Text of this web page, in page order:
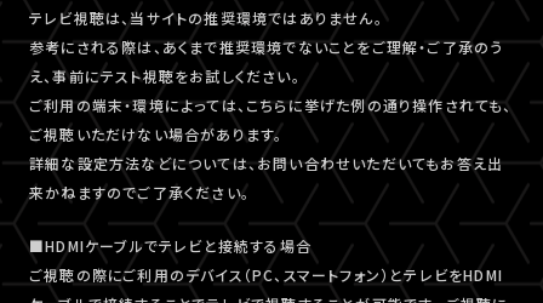
テレビ視聴は、当サイトの推奨環境ではありません。
参考にされる際は、あくまで推奨環境でないことをご理解・ご了承のう
え、事前にテスト視聴をお試しください。
ご利⽤の端末・環境によっては、こちらに挙げた例の通り操作されても、
ご視聴いただけない場合があります。
詳細な設定⽅法などについては、お問い合わせいただいてもお答え出
来かねますのでご了承ください。
■HDMIケーブルでテレビと接続する場合
ご視聴の際にご利用のデバイス（PC、スマートフォン）とテレビをHDMI